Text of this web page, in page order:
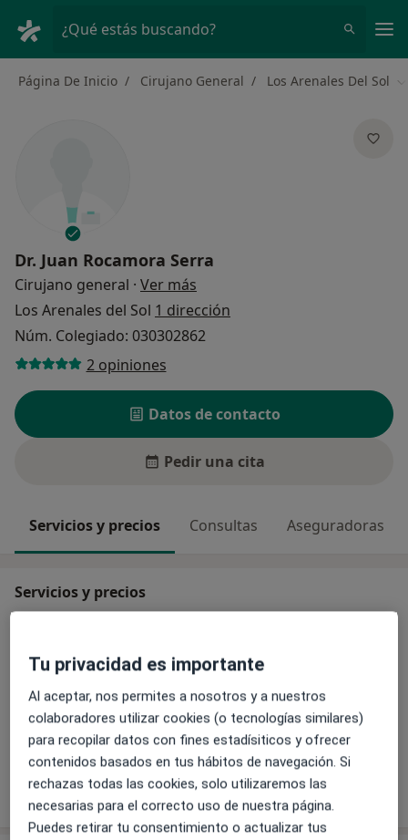
¿Qué estás buscando?
Página De Inicio Cirujano General Los Arenales Del Sol
Dr. Juan Rocamora Serra
Cirujano general · Ver más
Los Arenales del Sol 1 dirección
Núm. Colegiado: 030302862
2 opiniones
Datos de contacto
Pedir una cita
Servicios y precios Consultas Aseguradoras
Servicios y precios
Visita Cirugía General y Ap. Digestivo
Detalles
¿Cómo funcionan los precios?
Tu privacidad es importante
Al aceptar, nos permites a nosotros y a nuestros
colaboradores utilizar cookies (o tecnologías similares)
para recopilar datos con fines estadísiticos y ofrecer
contenidos basados en tus hábitos de navegación. Si
rechazas todas las cookies, solo utilizaremos las
necesarias para el correcto uso de nuestra página.
Puedes retirar tu consentimiento o actualizar tus